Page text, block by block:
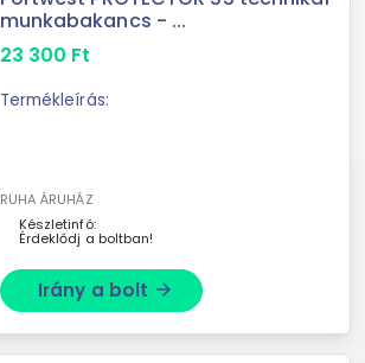
munkabakancs - ...
23 300 Ft
Termékleírás:
RUHA ÁRUHÁZ
Készletinfó:
Érdeklődj a boltban!
Irány a bolt arrow_forward